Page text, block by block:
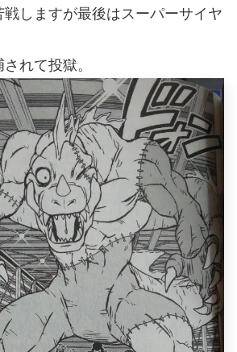
しますが最後はスーパーサイヤ
れて投獄。